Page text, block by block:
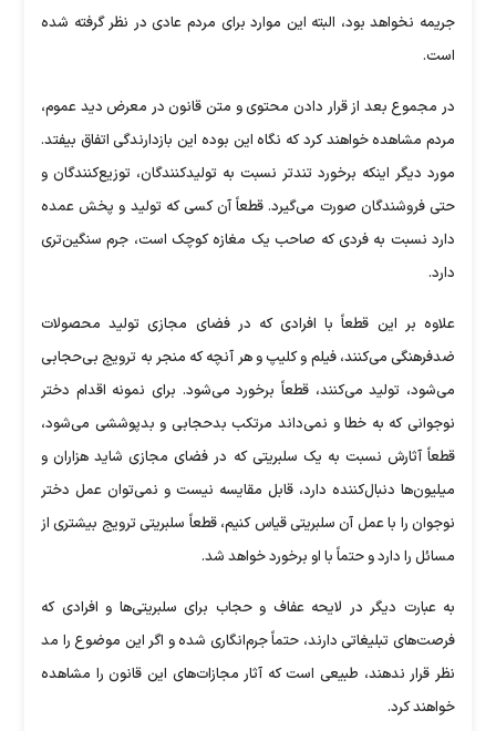
جریمه نخواهد بود، البته این موارد برای مردم عادی در نظر گرفته شده
است.
در مجموع بعد از قرار دادن محتوی و متن قانون در معرض دید عموم،
مردم مشاهده خواهند کرد که نگاه این بوده این بازدارندگی اتفاق بیفتد.
مورد دیگر اینکه برخورد تندتر نسبت به تولیدکنندگان، توزیع‌کنندگان و
حتی فروشندگان صورت می‌گیرد. قطعاً آن کسی که تولید و پخش عمده
دارد نسبت به فردی که صاحب یک مغازه کوچک است، جرم سنگین‌تری
دارد.
علاوه بر این قطعاً با افرادی که در فضای مجازی تولید محصولات
ضدفرهنگی می‌کنند، فیلم و کلیپ و هر آنچه که منجر به ترویج بی‌حجابی
می‌شود، تولید می‌کنند، قطعاً برخورد می‌شود. برای نمونه اقدام دختر
نوجوانی که به خطا و نمی‌داند مرتکب بدحجابی و بدپوششی می‌شود،
قطعاً آثارش نسبت به یک سلبریتی که در فضای مجازی شاید هزاران و
میلیون‌ها دنبال‌کننده دارد، قابل مقایسه نیست و نمی‌توان عمل دختر
نوجوان را با عمل آن سلبریتی قیاس کنیم، قطعاً سلبریتی ترویج بیشتری از
مسائل را دارد و حتماً با او برخورد خواهد شد.
به عبارت دیگر در لایحه عفاف و حجاب برای سلبریتی‌ها و افرادی که
فرصت‌های تبلیغاتی دارند، حتماً جرم‌انگاری شده و اگر این موضوع را مد
نظر قرار ندهند، طبیعی است که آثار مجازات‌های این قانون را مشاهده
خواهند کرد.